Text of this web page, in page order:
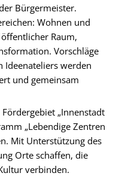
Bürgermeister.
Wohnen und
Raum,
Vorschläge
Ideenateliers werden
und gemeinsam
„Innenstadt
„Lebendige Zentren
Mit Unterstützung des
Orte schaffen, die
verbinden.